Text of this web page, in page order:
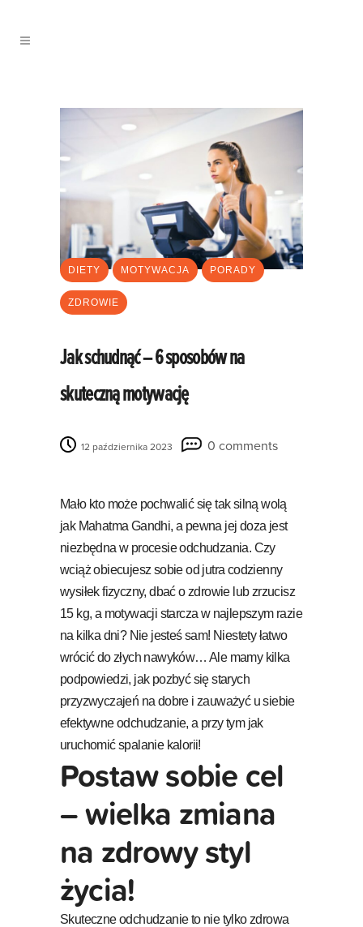
DIETY MOTYWACJA PORADY
ZDROWIE
Jak schudnąć – 6 sposobów na
skuteczną motywację
12 października 2023 0 comments
Mało kto może pochwalić się tak silną wolą
jak Mahatma Gandhi, a pewna jej doza jest
niezbędna w procesie odchudzania. Czy
wciąż obiecujesz sobie od jutra codzienny
wysiłek fizyczny, dbać o zdrowie lub zrzucisz
15 kg, a motywacji starcza w najlepszym razie
na kilka dni? Nie jesteś sam! Niestety łatwo
wrócić do złych nawyków… Ale mamy kilka
podpowiedzi, jak pozbyć się starych
przyzwyczajeń na dobre i zauważyć u siebie
efektywne odchudzanie, a przy tym jak
uruchomić spalanie kalorii!
Postaw sobie cel
– wielka zmiana
na zdrowy styl
życia!
Skuteczne odchudzanie to nie tylko zdrowa